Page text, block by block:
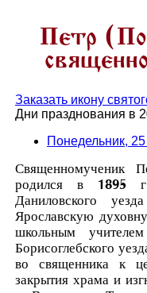
Петр
Заказать икону
Дни празднования в
Понедельник,
Священномученик
родился в 1895
Даниловского
Ярославскую
школьным
Борисоглебского
во священника к
закрытия храма и